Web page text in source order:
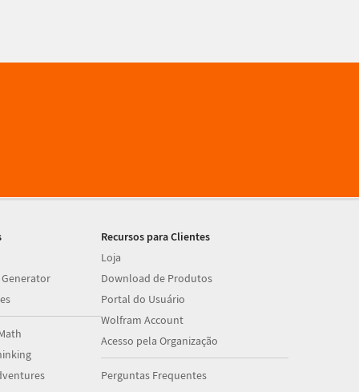
Recursos para Clientes
Loja
Download de Produtos
Portal do Usuário
Wolfram Account
Acesso pela Organização
Perguntas Frequentes